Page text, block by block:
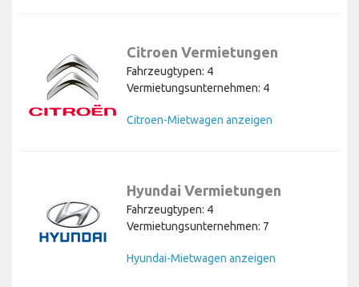
Citroen Vermietungen
Fahrzeugtypen: 4
Vermietungsunternehmen: 4
Citroen-Mietwagen anzeigen
Hyundai Vermietungen
Fahrzeugtypen: 4
Vermietungsunternehmen: 7
Hyundai-Mietwagen anzeigen